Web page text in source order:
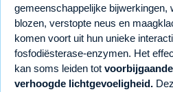
gemeenschappelijke bijwerkingen,
blozen, verstopte neus en
komen voort uit hun unieke
fosfodiësterase-enzymen. Het
kan soms leiden tot
verhoogde lichtgevoeligheid.